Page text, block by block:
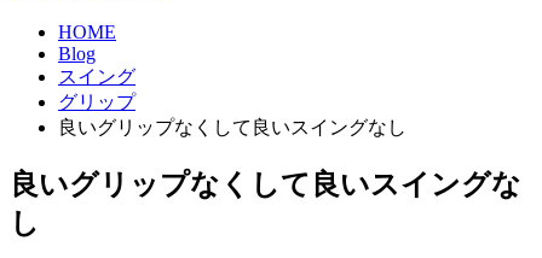
HOME
Blog
スイング
グリップ
良いグリップなくして良いスイングなし
良いグリップなくして良いスイングな
し